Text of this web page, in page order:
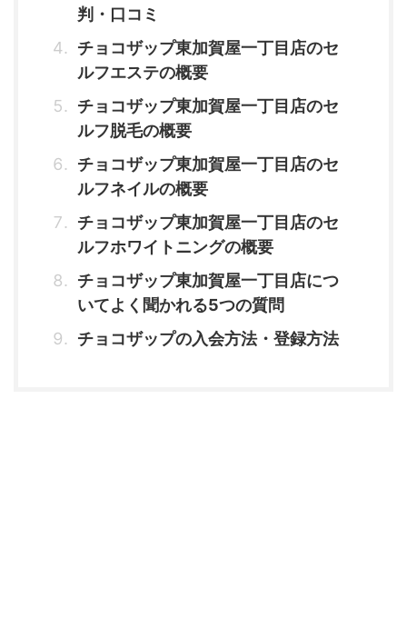
判・口コミ
チョコザップ東加賀屋一丁目店のセ
ルフエステの概要
チョコザップ東加賀屋一丁目店のセ
ルフ脱毛の概要
チョコザップ東加賀屋一丁目店のセ
ルフネイルの概要
チョコザップ東加賀屋一丁目店のセ
ルフホワイトニングの概要
チョコザップ東加賀屋一丁目店につ
いてよく聞かれる5つの質問
チョコザップの入会方法・登録方法